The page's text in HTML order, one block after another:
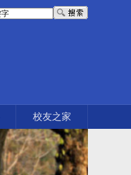
校友之家